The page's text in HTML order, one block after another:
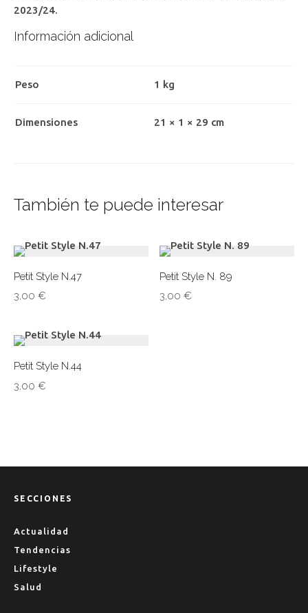
2023/24.
Información adicional
Peso 1 kg
Dimensiones 21 × 1 × 29 cm
También te puede interesar
Petit Style N.47
3,00 €
Petit Style N. 89
3,00€
Petit Style N.44
3,00 €
SECCIONES
Actualidad
Tendencias
Lifestyle
Salud